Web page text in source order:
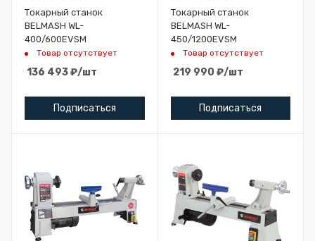
Токарный станок
BELMASH WL-
400/600EVSM
Товар отсутствует
136 493₽/шт
Подписаться
Токарный станок
BELMASH WL-
450/1200EVSM
Товар отсутствует
219 990 ₽/шт
Подписаться